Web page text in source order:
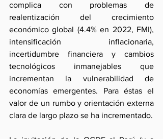
complica con problemas de
realentización del crecimiento
económico global (4.4% en 2022, FMI),
intensificación inflacionaria,
incertidumbre financiera y cambios
tecnológicos inmanejables que
incrementan la vulnerabilidad de
economías emergentes. Para éstas el
valor de un rumbo y orientación externa
clara de largo plazo se ha incrementado.